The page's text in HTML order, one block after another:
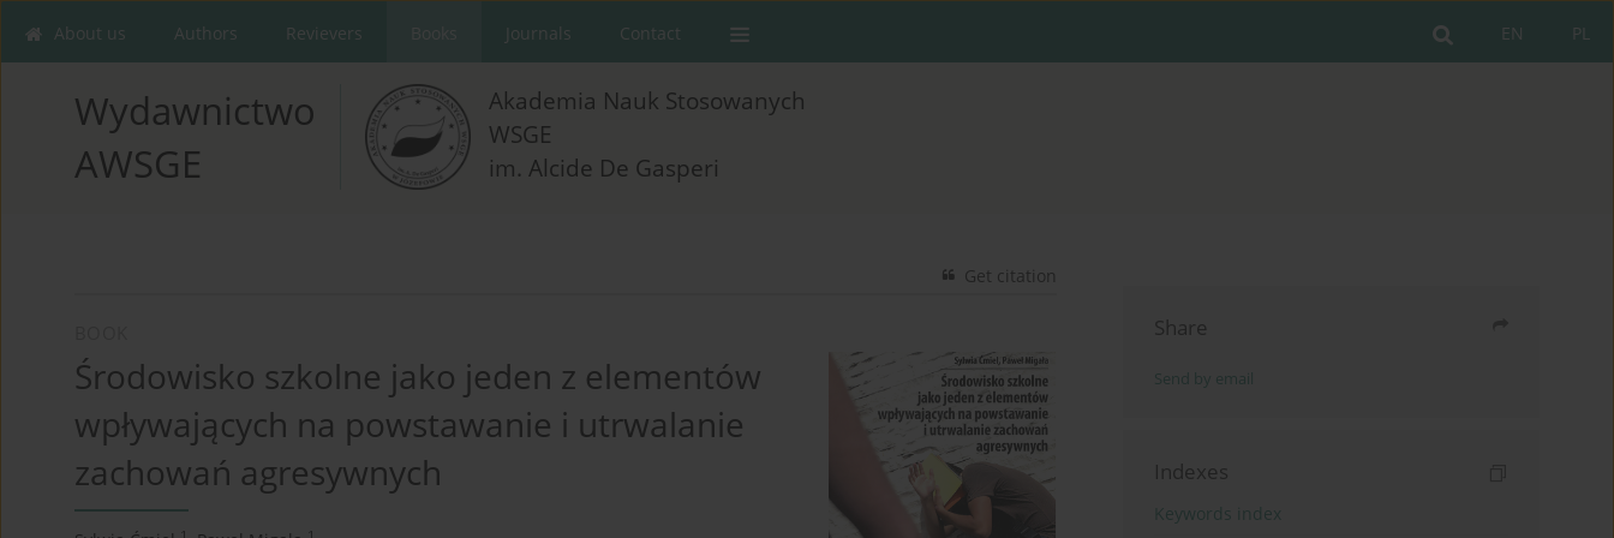
PL
EN
About us Authors Revievers Journals Contact
Wydawnictwo
AWSGE
Akademia Nauk Stosowanych
WSGE
im. Alcide De Gasperi
Get citation
Środowisko szkolne jako jeden z elementów
wpływających na powstawanie i utrwalanie
zachowań agresywnych
Share
Send by email
Indexes
Keywords index